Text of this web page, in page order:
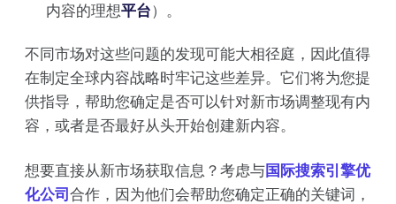
内容的理想平台）。
不同市场对这些问题的发现可能大相径庭，因此值得
在制定全球内容战略时牢记这些差异。它们将为您提
供指导，帮助您确定是否可以针对新市场调整现有内
容，或者是否最好从头开始创建新内容。
想要直接从新市场获取信息？考虑与国际搜索引擎优
化公司 合作，因为他们会帮助您确定正确的关键词，